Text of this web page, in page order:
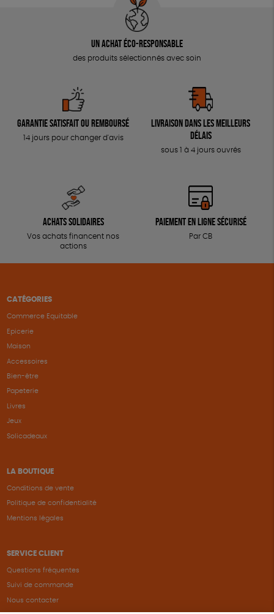
Un achat éco-responsable
des produits sélectionnés avec soin
Garantie satisfait ou remboursé
14 jours pour changer d'avis
Livraison dans les meilleurs
délais
sous 1 à 4 jours ouvrés
Achats solidaires
Vos achats financent nos
actions
Paiement en ligne sécurisé
Par CB
CATÉGORIES
Commerce Equitable
Epicerie
Maison
Accessoires
Bien-être
Papeterie
Livres
Jeux
Solicadeaux
LA BOUTIQUE
Conditions de vente
Politique de confidentialité
Mentions légales
SERVICE CLIENT
Questions fréquentes
Suivi de commande
Nous contacter